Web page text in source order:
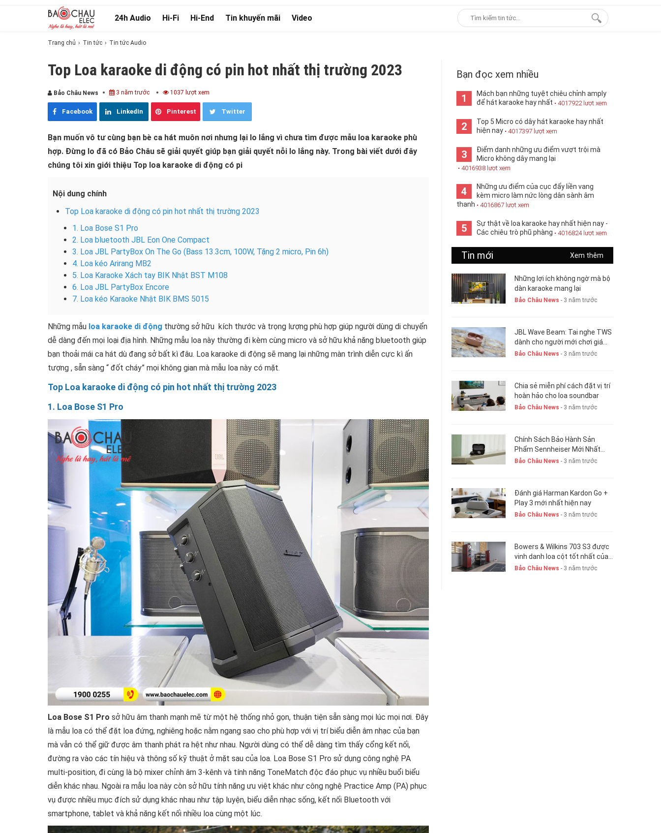
24h Audio Hi-Fi Hi-End Tin khuyến mãi Video
Trang chủ Tin tức Tin tức Audio
Top Loa karaoke di động có pin hot nhất thị trường 2023
Bảo Châu News 3 năm trước 1037 lượt xem
Facebook LinkedIn Pinterest Twitter
Bạn muốn vô tư cùng bạn bè ca hát muôn nơi nhưng lại lo lắng vì chưa tìm được mẫu loa karaoke phù
hợp. Đừng lo đã có Bảo Châu sẽ giải quyết giúp bạn giải quyết nỗi lo lắng này. Trong bài viết dưới đây
chúng tôi xin giới thiệu Top loa karaoke di động có pi
Nội dung chính
Top Loa karaoke di động có pin hot nhất thị trường 2023
1. Loa Bose S1 Pro
2. Loa bluetooth JBL Eon One Compact
3. Loa JBL PartyBox On The Go (Bass 13.3cm, 100W, Tặng 2 micro, Pin 6h)
4. Loa kéo Arirang MB2
5. Loa Karaoke Xách tay BIK Nhật BST M108
6. Loa JBL PartyBox Encore
7. Loa kéo Karaoke Nhật BIK BMS 5015
Những mẫu loa karaoke di động thường sở hữu kích thước và trọng lượng phù hợp giúp người dùng di chuyển
dễ dàng đến mọi loại địa hình. Những mẫu loa này thường đi kèm cùng micro và sở hữu khả năng bluetooth giúp
bạn thoải mái ca hát dù đang sở bất kì đâu. Loa karaoke di động sẽ mang lại những màn trình diễn cực kì ấn
tượng , sẵn sàng “ đốt cháy” mọi không gian mà mẫu loa này có mặt.
Top Loa karaoke di động có pin hot nhất thị trường 2023
1. Loa Bose S1 Pro
Loa Bose S1 Pro sở hữu âm thanh mạnh mẽ từ một hệ thống nhỏ gọn, thuận tiện sẵn sàng mọi lúc mọi nơi. Đây
là mẫu loa có thể đặt loa đứng, nghiêng hoặc nằm ngang sao cho phù hợp với vị trí biểu diễn âm nhạc của bạn
mà vẫn có thể giữ được âm thanh phát ra hệt như nhau. Người dùng có thể dễ dàng tìm thấy cổng kết nối,
đường ra vào các tín hiệu và thông số kỹ thuật ở mặt sau của loa. Loa Bose S1 Pro sử dụng công nghệ PA
multi-position, đi cùng là bộ mixer chỉnh âm 3-kênh và tính năng ToneMatch độc đáo phục vụ nhiều buổi biểu
diễn khác nhau. Ngoài ra mẫu loa này còn sở hữu tính năng ưu việt khác như công nghệ Practice Amp (PA) phục
vụ được nhiều mục đích sử dụng khác nhau như tập luyện, biểu diễn nhạc sống, kết nối Bluetooth với
smartphone, tablet và khả năng kết nối nhiều loa cùng một lúc.
Bạn đọc xem nhiều
1
Mách bạn những tuyệt chiêu chỉnh amply
để hát karaoke hay nhất • 4017922 lượt xem
2
Top 5 Micro có dây hát karaoke hay nhất
hiện nay • 4017397 lượt xem
3
Điểm danh những ưu điểm vượt trội mà
Micro không dây mang lại
• 4016938 lượt xem
4
Những ưu điểm của cục đẩy liền vang
kèm micro làm nức lòng dân sành âm
thanh • 4016867 lượt xem
5
Sự thật về loa karaoke hay nhất hiện nay -
Các chiêu trò phũ phàng • 4016824 lượt xem
Tin mới Xem thêm
Những lợi ích không ngờ mà bộ
dàn karaoke mang lại
Bảo Châu News - 3 năm trước
JBL Wave Beam: Tai nghe TWS
dành cho người mới chơi giá
chỉ 1,5 triệu đồng
Bảo Châu News - 3 năm trước
Chia sẻ miễn phí cách đặt vị trí
hoàn hảo cho loa soundbar
Bảo Châu News - 3 năm trước
Chính Sách Bảo Hành Sản
Phẩm Sennheiser Mới Nhất
Hiện Nay. New 2023
Bảo Châu News - 3 năm trước
Đánh giá Harman Kardon Go +
Play 3 mới nhất hiện nay
Bảo Châu News - 3 năm trước
Bowers & Wilkins 703 S3 được
vinh danh loa cột tốt nhất của
năm 2023-24
Bảo Châu News - 3 năm trước